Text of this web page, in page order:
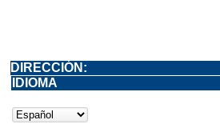
DIRECCIÓN:
IDIOMA